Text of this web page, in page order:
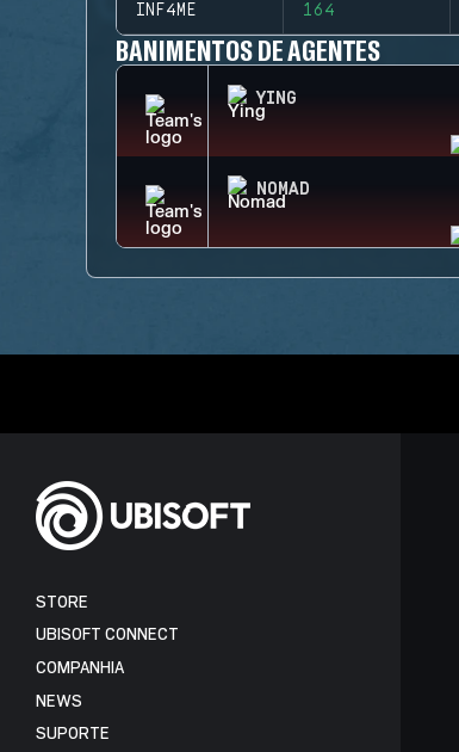
INF4ME 164
BANIMENTOS DE AGENTES
YING
NOMAD
STORE
UBISOFT CONNECT
COMPANHIA
NEWS
SUPORTE